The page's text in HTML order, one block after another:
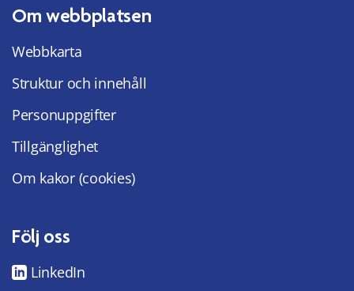
Om webbplatsen
Webbkarta
Struktur och innehåll
Personuppgifter
Tillgänglighet
Om kakor (cookies)
Följ oss
LinkedIn